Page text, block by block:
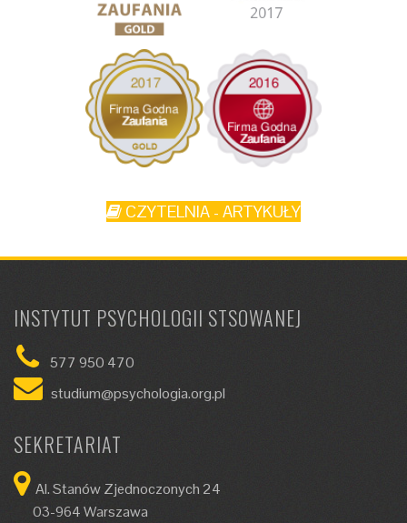
CZYTELNIA - ARTYKUŁY
INSTYTUT PSYCHOLOGII STSOWANEJ
577 950 470
studium@psychologia.org.pl
SEKRETARIAT
Al. Stanów Zjednoczonych 24
03-964 Warszawa